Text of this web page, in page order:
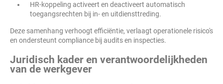
HR-koppeling activeert en deactiveert automatisch
toegangsrechten bij in- en uitdiensttreding.
Deze samenhang verhoogt efficiëntie, verlaagt operationele risico's
en ondersteunt compliance bij audits en inspecties.
Juridisch kader en verantwoordelijkheden
van de werkgever